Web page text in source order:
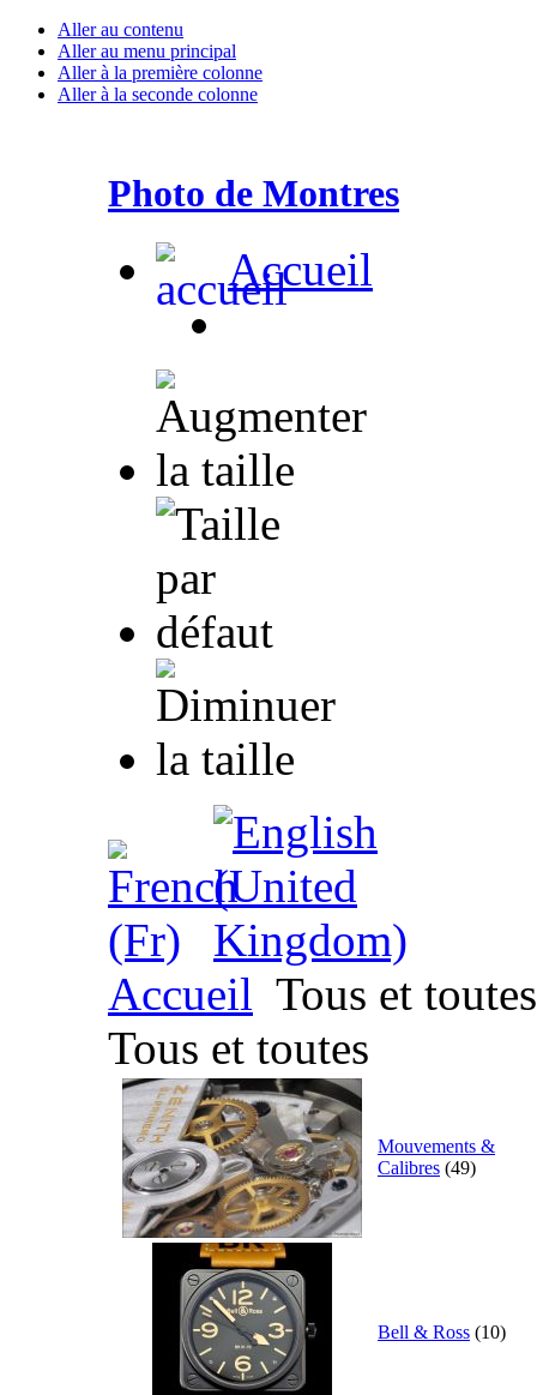
Aller au contenu
Aller au menu principal
Aller à la première colonne
Aller à la seconde colonne
Photo de Montres
Accueil
Accueil Tous et toutes
Tous et toutes
Mouvements &
Calibres (49)
Bell & Ross (10)